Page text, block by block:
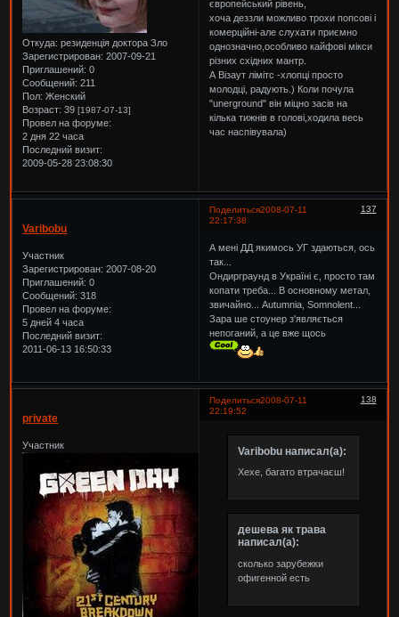
Откуда: резиденція доктора Зло
Зарегистрирован: 2007-09-21
Приглашений: 0
Сообщений: 211
Пол: Женский
Возраст: 39[1987-07-13]
Провел на форуме:
2 дня 22 часа
Последний визит:
2009-05-28 23:08:30
європейський рівень,
хоча деззли можливо трохи попсові і
комерційні-але слухати приємно
однозначно,особливо кайфові мікси
різних східних мантр.
А Візаут лімітс -хлопці просто
молодці, радують.) Коли почула
"unerground" він міцно засів на
кілька тижнів в голові,ходила весь
час наспівувала)
Поделиться 137
2008-07-11
22:17:38
Varibobu
Участник
Зарегистрирован: 2007-08-20
Приглашений: 0
Сообщений: 318
Провел на форуме:
5 дней 4 часа
Последний визит:
2011-06-13 16:50:33
А мені ДД якимось УГ здаються, ось
так...
Ондирграунд в Україні є, просто там
копати треба... В основному метал,
звичайно... Autumnia, Somnolent...
Зара ше стоунер з'являється
непоганий, а це вже щось
Поделиться 138
2008-07-11
22:19:52
private
Участник Varibobu написал(а):
Хехе, багато втрачаєш!
дешева як трава
написал(а):
сколько зарубежки
офигенной есть